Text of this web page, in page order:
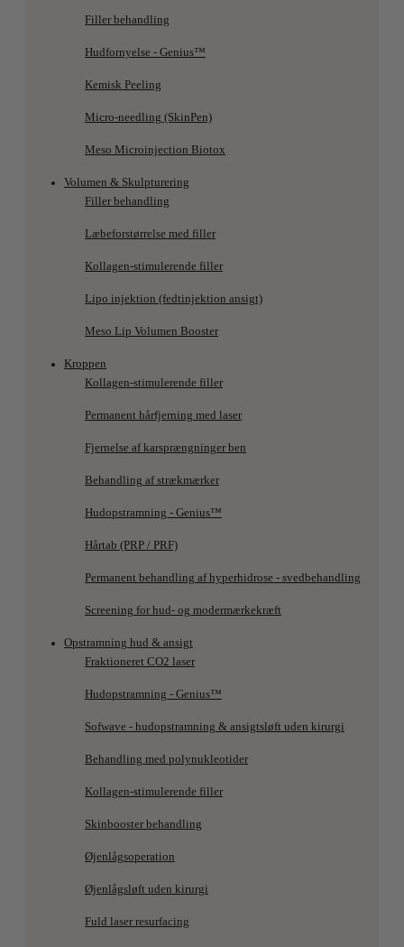
Filler behandling
Hudfornyelse - Genius™
Kemisk Peeling
Micro-needling (SkinPen)
Meso Microinjection Biotox
Volumen & Skulpturering
Filler behandling
Læbeforstørrelse med filler
Kollagen-stimulerende filler
Lipo injektion (fedtinjektion ansigt)
Meso Lip Volumen Booster
Kroppen
Kollagen-stimulerende filler
Permanent hårfjerning med laser
Fjernelse af karsprængninger ben
Behandling af strækmærker
Hudopstramning - Genius™
Hårtab (PRP / PRF)
Permanent behandling af hyperhidrose - svedbehandling
Screening for hud- og modermærkekræft
Opstramning hud & ansigt
Fraktioneret CO2 laser
Hudopstramning - Genius™
Sofwave - hudopstramning & ansigtsløft uden kirurgi
Behandling med polynukleotider
Kollagen-stimulerende filler
Skinbooster behandling
Øjenlågsoperation
Øjenlågsløft uden kirurgi
Fuld laser resurfacing